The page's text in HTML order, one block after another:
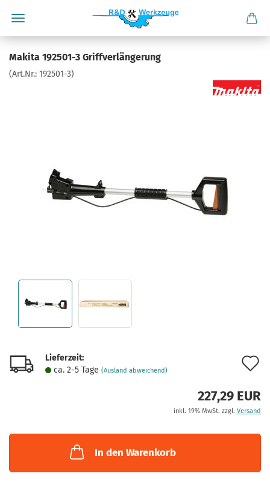
Makita 192501-3 Griffverlängerung
(Art.Nr.: 192501-3)
Lieferzeit:
ca. 2-5 Tage (Ausland abweichend)
227,29 EUR
inkl. 19% MwSt. zzgl. Versand
In den Warenkorb